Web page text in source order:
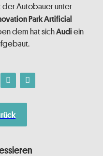
der Autobauer unter
Park Artificial
dem hat sichAudi ein